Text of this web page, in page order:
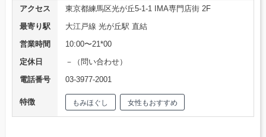
アクセス
東京都練馬区光が丘5-1-1 IMA専門店街 2F
最寄り駅
大江戸線 光が丘駅 直結
営業時間
10:00〜21*00
定休日
－（問い合わせ）
電話番号
03-3977-2001
特徴 もみほぐし 女性もおすすめ